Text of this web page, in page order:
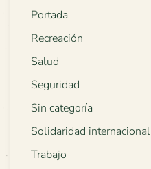
Portada
Recreación
Salud
Seguridad
Sin categoría
Solidaridad internacional
Trabajo